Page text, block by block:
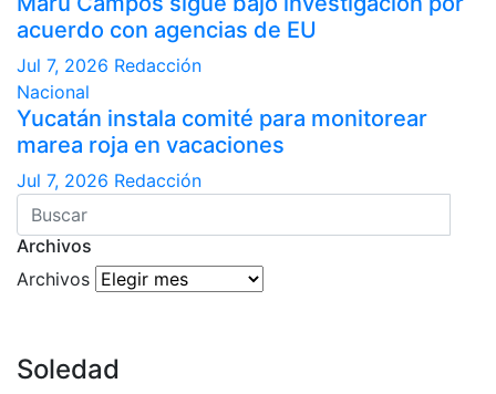
acuerdo con agencias de EU
Jul 7, 2026 Redacción
Nacional
Yucatán instala comité para monitorear
marea roja en vacaciones
Jul 7, 2026 Redacción
Archivos
Archivos
Soledad